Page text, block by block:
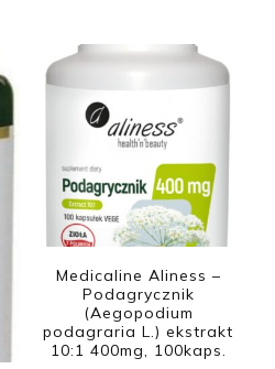
Medicaline Aliness –
Podagrycznik
(Aegopodium
podagraria L.) ekstrakt
10:1 400mg, 100kaps.